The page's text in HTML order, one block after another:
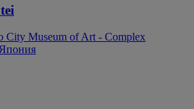
City Museum of Art - Complex